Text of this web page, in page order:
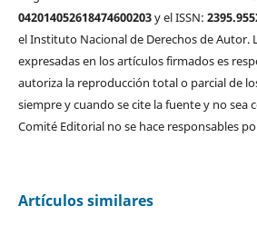
042014052618474600203y el ISSN:
el Instituto Nacional de Derechos de Autor.
expresadas en los artículos firmados es
autoriza la reproducción total o parcial de
siempre y cuando se cite la fuente y no sea
Comité Editorial no se hace responsables
Artículos similares